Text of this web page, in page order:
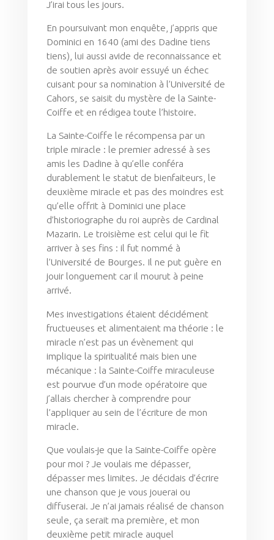
J’irai tous les jours.
En poursuivant mon enquête, j’appris que
Dominici en 1640 (ami des Dadine tiens
tiens), lui aussi avide de reconnaissance et
de soutien après avoir essuyé un échec
cuisant pour sa nomination à l’Université de
Cahors, se saisit du mystère de la Sainte-
Coiffe et en rédigea toute l’histoire.
La Sainte-Coiffe le récompensa par un
triple miracle : le premier adressé à ses
amis les Dadine à qu’elle conféra
durablement le statut de bienfaiteurs, le
deuxième miracle et pas des moindres est
qu’elle offrit à Dominici une place
d’historiographe du roi auprès de Cardinal
Mazarin. Le troisième est celui qui le fit
arriver à ses fins : il fut nommé à
l’Université de Bourges. Il ne put guère en
jouir longuement car il mourut à peine
arrivé.
Mes investigations étaient décidément
fructueuses et alimentaient ma théorie : le
miracle n’est pas un évènement qui
implique la spiritualité mais bien une
mécanique : la Sainte-Coiffe miraculeuse
est pourvue d’un mode opératoire que
j’allais chercher à comprendre pour
l’appliquer au sein de l’écriture de mon
miracle.
Que voulais-je que la Sainte-Coiffe opère
pour moi ? Je voulais me dépasser,
dépasser mes limites. Je décidais d’écrire
une chanson que je vous jouerai ou
diffuserai. Je n’ai jamais réalisé de chanson
seule, ça serait ma première, et mon
deuxième petit miracle auquel